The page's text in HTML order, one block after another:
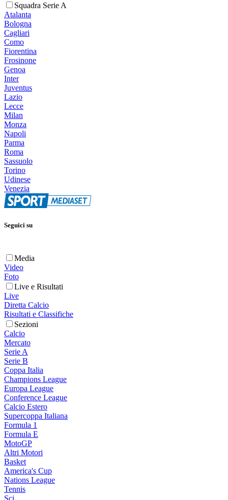
Squadra Serie A
Atalanta
Bologna
Cagliari
Como
Fiorentina
Frosinone
Genoa
Inter
Juventus
Lazio
Lecce
Milan
Monza
Napoli
Parma
Roma
Sassuolo
Torino
Udinese
Venezia
Seguici su
Media
Video
Foto
Live e Risultati
Live
Diretta Calcio
Risultati e Classifiche
Sezioni
Calcio
Mercato
Serie A
Serie B
Coppa Italia
Champions League
Europa League
Conference League
Calcio Estero
Supercoppa Italiana
Formula 1
Formula E
MotoGP
Altri Motori
Basket
America's Cup
Nations League
Tennis
Sci